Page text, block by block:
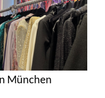
München